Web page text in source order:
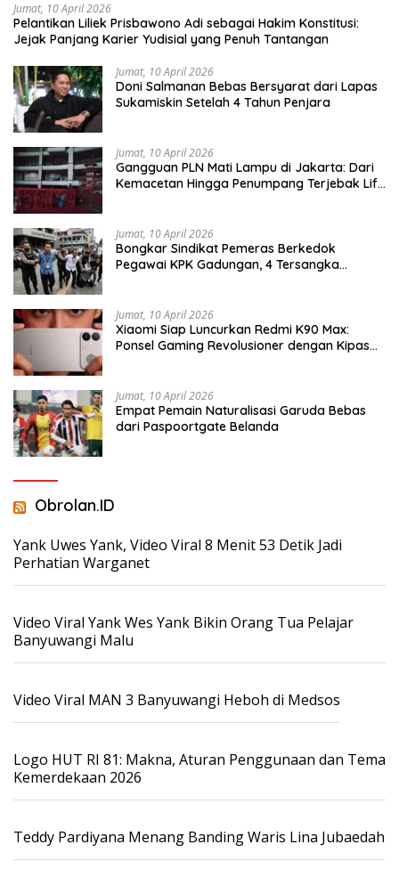
Jumat, 10 April 2026
Pelantikan Liliek Prisbawono Adi sebagai Hakim Konstitusi:
Jejak Panjang Karier Yudisial yang Penuh Tantangan
Jumat, 10 April 2026
Doni Salmanan Bebas Bersyarat dari Lapas
Sukamiskin Setelah 4 Tahun Penjara
Jumat, 10 April 2026
Gangguan PLN Mati Lampu di Jakarta: Dari
Kemacetan Hingga Penumpang Terjebak Lift
Jumat, 10 April 2026
Bongkar Sindikat Pemeras Berkedok
Pegawai KPK Gadungan, 4 Tersangka
Jumat, 10 April 2026
Xiaomi Siap Luncurkan Redmi K90 Max:
Ponsel Gaming Revolusioner dengan Kipas
Jumat, 10 April 2026
Empat Pemain Naturalisasi Garuda Bebas
dari Paspoortgate Belanda
Obrolan.ID
Yank Uwes Yank, Video Viral 8 Menit 53 Detik Jadi
Perhatian Warganet
Video Viral Yank Wes Yank Bikin Orang Tua Pelajar
Banyuwangi Malu
Video Viral MAN 3 Banyuwangi Heboh di Medsos
Logo HUT RI 81: Makna, Aturan Penggunaan dan Tema
Kemerdekaan 2026
Teddy Pardiyana Menang Banding Waris Lina Jubaedah